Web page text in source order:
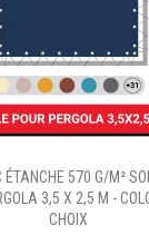
Ajouter au panier
ÉTANCHE 570 G/M²
3,5 X 2,5 M -
CHOIX